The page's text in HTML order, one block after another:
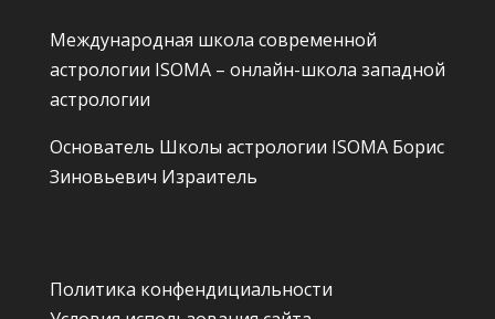
Международная школа современной
астрологии ISOMA – онлайн-школа западной
астрологии
Основатель Школы астрологии ISOMA Борис
Зиновьевич Израитель
Политика конфендициальности